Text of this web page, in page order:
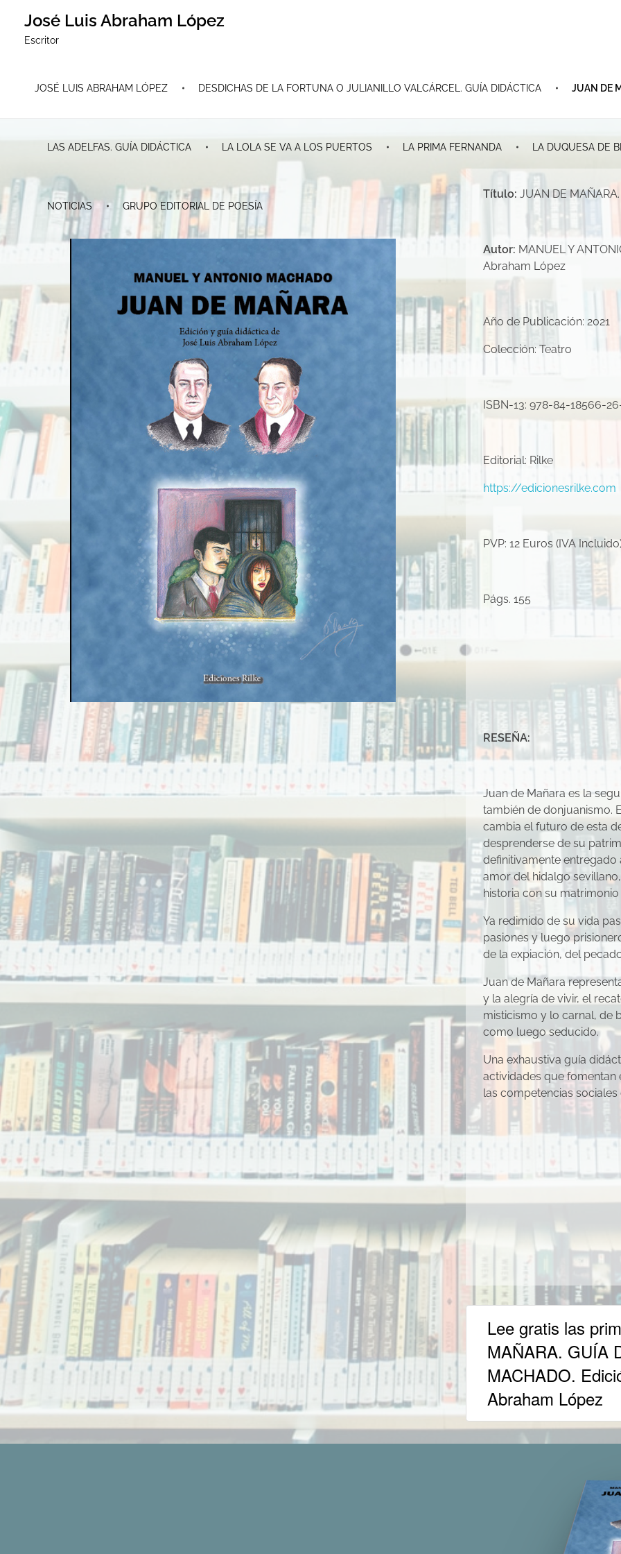
José Luis Abraham López
Escritor
JOSÉ LUIS ABRAHAM LÓPEZ DESDICHAS DE LA FORTUNA O JULIANILLO VALCÁRCEL. GUÍA DIDÁCTICA JUAN DE
LAS ADELFAS. GUÍA DIDÁCTICA LA LOLA SE VA A LOS PUERTOS LA PRIMA FERNANDA LA DUQUESA DE
NOTICIAS GRUPO EDITORIAL DE POESÍA
Título: JUAN DE
Autor: MANUEL Y
Abraham López
Año de Publicación: 2021
Colección: Teatro
ISBN-13: 978-84-18566-
Editorial: Rilke
https://edicionesrilke.com
PVP: 12 Euros (IVA
Págs. 155
RESEÑA:
Juan de Mañara es la
también de donjuanismo.
cambia el futuro de esta
desprenderse de su
definitivamente entregado
amor del hidalgo
historia con su
Ya redimido de su vida
pasiones y luego
de la expiación, del
Juan de Mañara
y la alegría de vivir, el
misticismo y lo carnal, de
como luego seducido.
Una exhaustiva guía
actividades que
las competencias
Lee gratis las
MAÑARA. GUÍA
MACHADO.
Abraham López